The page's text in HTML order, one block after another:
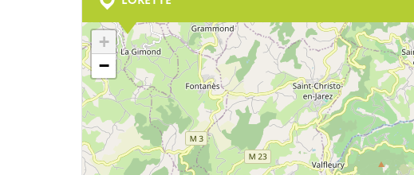
+
−